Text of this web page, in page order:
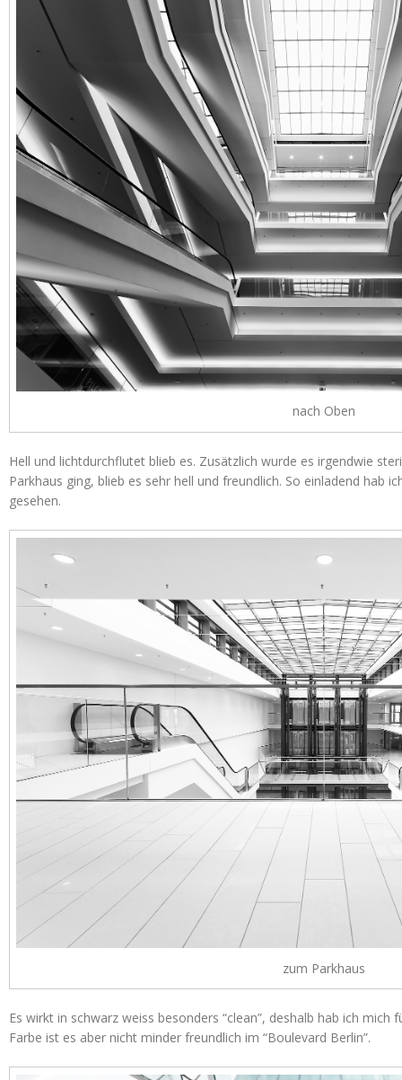
nach Oben
Hell und lichtdurchflutet blieb es. Zusätzlich wurde es irgendwie
Parkhaus ging, blieb es sehr hell und freundlich. So einladend hab
gesehen.
zum Parkhaus
Es wirkt in schwarz weiss besonders “clean”, deshalb hab ich mich
Farbe ist es aber nicht minder freundlich im “Boulevard Berlin”.